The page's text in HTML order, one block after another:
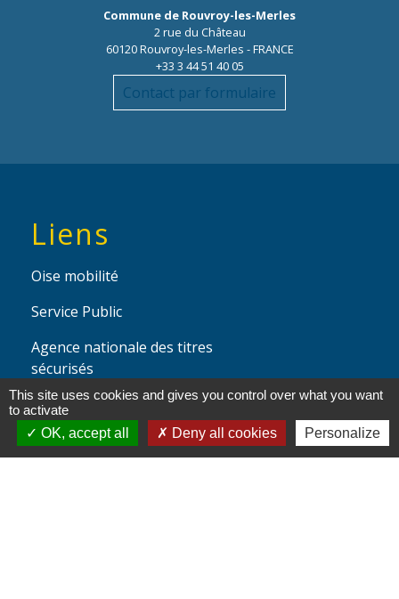
Commune de Rouvroy-les-Merles
2 rue du Château
60120 Rouvroy-les-Merles - FRANCE
+33 3 44 51 40 05
Contact par formulaire
Liens
Oise mobilité
Service Public
Agence nationale des titres
sécurisés
Partenaires
This site uses cookies and gives you control over what you want
to activate
OK, accept all
Deny all cookies Personalize